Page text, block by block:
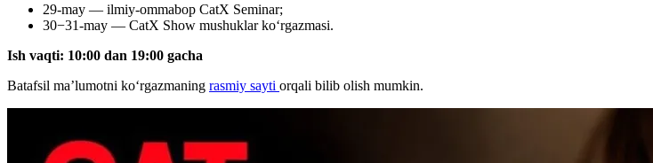
29-may — ilmiy-ommabop CatX Seminar;
30−31-may — CatX Show mushuklar koʻrgazmasi.
Ish vaqti: 10:00 dan 19:00 gacha
Batafsil ma’lumotni koʻrgazmaning rasmiy sayti orqali bilib olish mumkin.